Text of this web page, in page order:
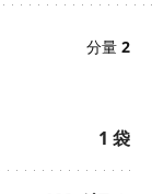
分量 2
1 袋